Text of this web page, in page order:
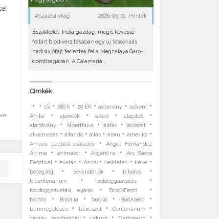
#Szalézi világ 2026-05-01, Péntek
Északkelet-India gazdag, mégis kevéssé
feltárt biodiverzitásában egy új fossoriális
nádisiklófajt fedeztek fel a Meghalaya Garo-
dombságában. A Calamaria..
Címkék
• •1% • 28EK • 29.EK•adomány •advent •
Afrika •ajándék • akció• alapítás•
alapítvány• Albertfalva •áldás •áldozat •
alkalmazás•állandó •állás • álom • Amerika •
Amoris Laetitia-családév•
Ángel Fernández
Artime•animátor •Argentína •
Ars Sacra
Fesztivál•avatás • Ázsia • beiktatás • béke•
betegség • bevándorlók• bíboros •
bicentenárium • boldoggáavatás•
boldoggáavatási eljárás • BoscoFeszt •
börtön • Brazília • búcsú • Budapest •
bűnmegelőzés• bűvészet• Centenárium •